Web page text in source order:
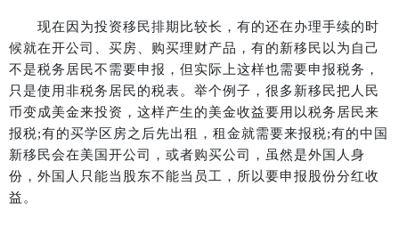
现在因为投资移民排期比较长，有的还在办理手续的时
候就在开公司、买房、购买理财产品，有的新移民以为自己
不是税务居民不需要申报，但实际上这样也需要申报税务，
只是使用非税务居民的税表。举个例子，很多新移民把人民
币变成美金来投资，这样产生的美金收益要用以税务居民来
报税;有的买学区房之后先出租，租金就需要来报税;有的中国
新移民会在美国开公司，或者购买公司，虽然是外国人身
份，外国人只能当股东不能当员工，所以要申报股份分红收
益。